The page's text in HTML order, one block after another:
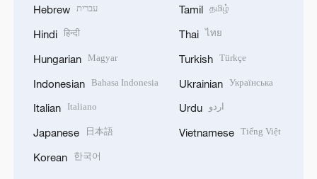
Hebrew עברית
Hindi हिन्दी
Hungarian Magyar
Indonesian Bahasa Indonesia
Italian Italiano
Japanese 日本語
Korean 한국어
Tamil தமிழ்
Thai ไทย
Turkish Türkçe
Ukrainian Українська
Urdu اردو
Vietnamese Tiếng Việt